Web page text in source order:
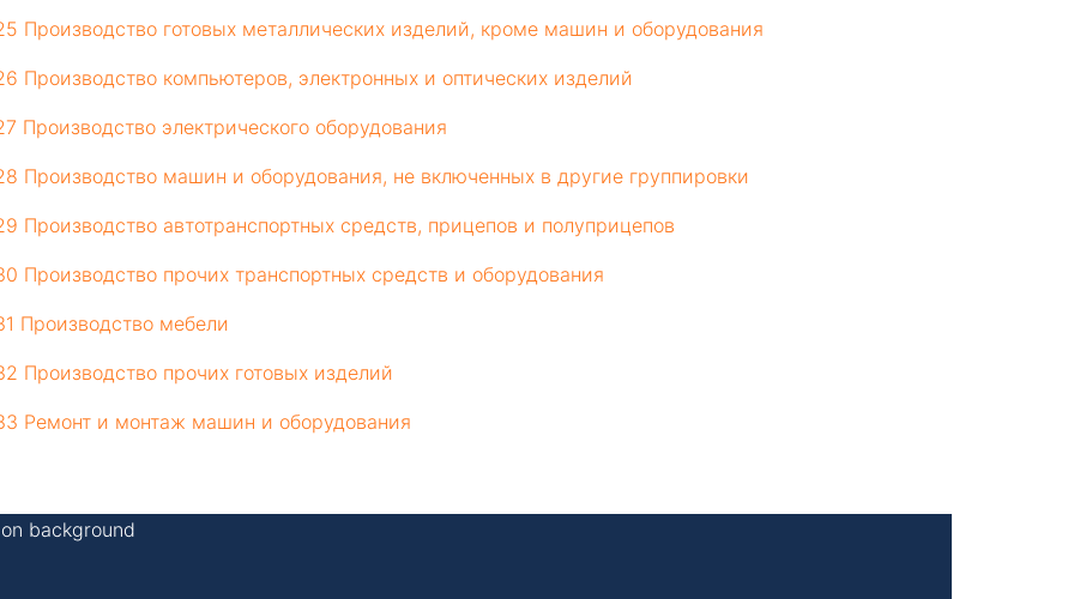
Производство готовых металлических изделий, кроме машин и оборудования
Производство компьютеров, электронных и оптических изделий
Производство электрического оборудования
Производство машин и оборудования, не включенных в другие группировки
Производство автотранспортных средств, прицепов и полуприцепов
Производство прочих транспортных средств и оборудования
Производство мебели
Производство прочих готовых изделий
Ремонт и монтаж машин и оборудования